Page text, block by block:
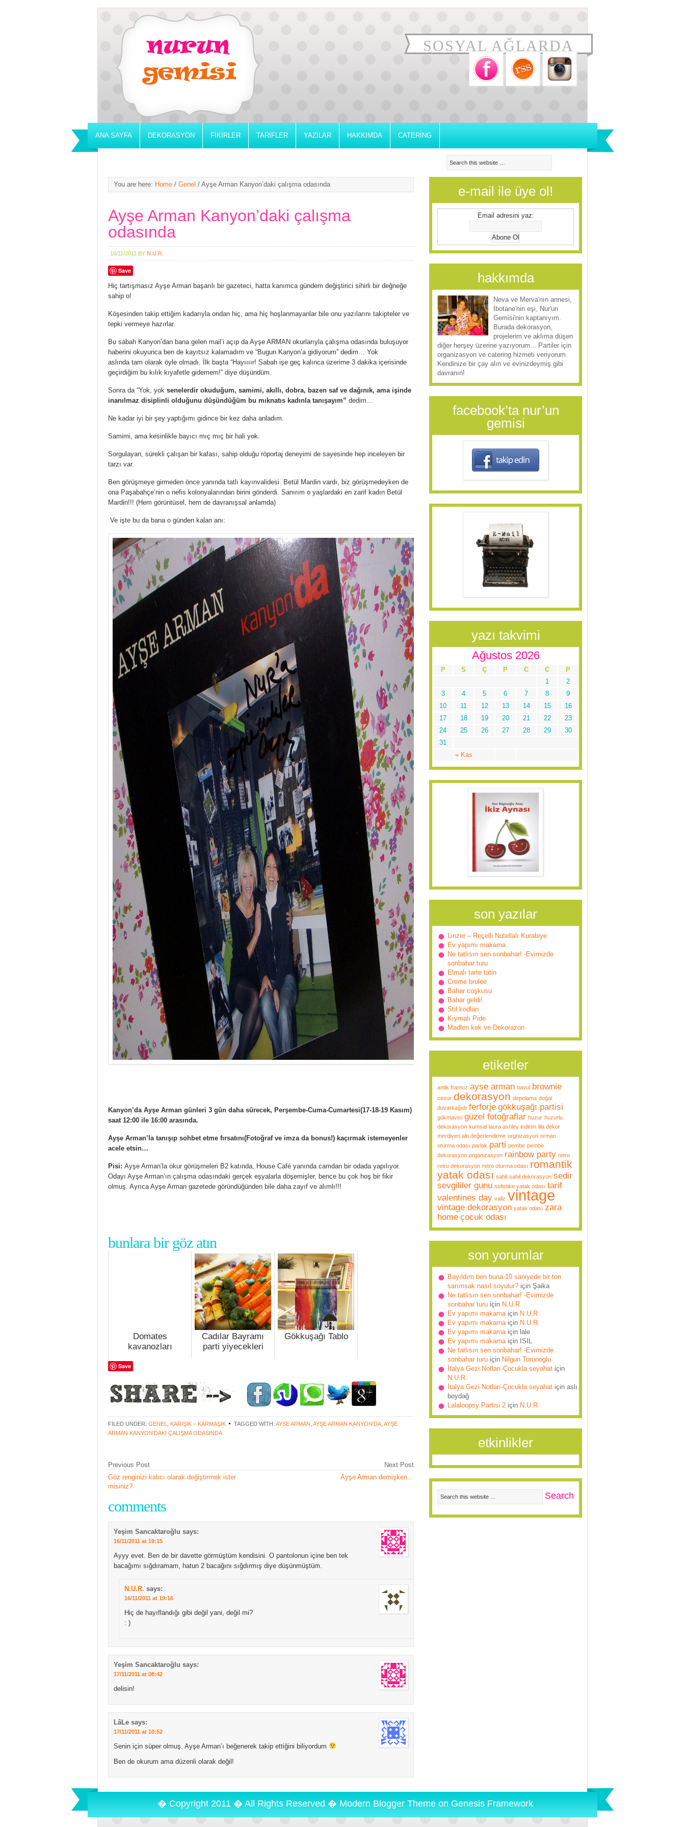
SOSYAL AĞLARDA
ANA SAYFA DEKORASYON FIKIRLER TARIFLER YAZILAR HAKKIMDA CATERING
You are here: Home / Genel / Ayşe Arman Kanyon’daki çalışma odasında
Ayşe Arman Kanyon’daki çalışma
odasında
16/11/2011 BY N.U.R.
Save
Hiç tartışmasız Ayşe Arman başarılı bir gazeteci, hatta kanımca gündem değiştirici sihirli bir değneğe
sahip o!
Köşesinden takip ettiğim kadarıyla ondan hiç, ama hiç hoşlanmayanlar bile onu yazılarını takipteler ve
tepki vermeye hazırlar.
Bu sabah Kanyon’dan bana gelen mail’i açıp da Ayşe ARMAN okurlarıyla çalışma odasında buluşuyor
haberini okuyunca ben de kayıtsız kalamadım ve “Bugun Kanyon’a gidiyorum” dedim… Yok
aslında tam olarak öyle olmadı. İlk başta “Hayıııır! Sabah işe geç kalınca üzerime 3 dakika içerisinde
geçirdiğim bu kılık kıyafetle gidemem!” diye düşündüm.
Sonra da “Yok, yok senelerdir okuduğum, samimi, akıllı, dobra, bazen saf ve dağınık, ama işinde
inanılmaz disiplinli olduğunu düşündüğüm bu mıknatıs kadınla tanışayım” dedim…
Ne kadar iyi bir şey yaptığımı gidince bir kez daha anladım.
Samimi, ama kesinlikle bayıcı mıç mıç bir hali yok.
Sorgulayan, sürekli çalışan bir kafası, sahip olduğu röportaj deneyimi de sayesinde hep inceleyen bir
tarzı var.
Ben görüşmeye girmeden önce yanında tatlı kayınvalidesi Betül Mardin vardı, biz görüşmedeyken de
ona Paşabahçe’nin o nefis kolonyalarından birini gönderdi. Sanırım o yaşlardaki en zarif kadın Betül
Mardin!!! (Hem görüntüsel, hem de davranışsal anlamda)
Ve işte bu da bana o günden kalan anı:
Kanyon’da Ayşe Arman günleri 3 gün daha sürecek, Perşembe-Cuma-Cumartesi(17-18-19 Kasım)
saat 12:00 ile 16:00 arasında.
Ayşe Arman’la tanışıp sohbet etme fırsatını(Fotoğraf ve imza da bonus!) kaçırmak istemeyenler
acele etsin…
Pisi: Ayşe Arman’la okur görüşmeleri B2 katında, House Café yanında camdan bir odada yapılıyor.
Odayı Ayşe Arman’ın çalışma odasındaki gerçek eşyalarla döşemişler, bence bu çok hoş bir fikir
olmuş. Ayrıca Ayşe Arman gazetede göründüğünden bile daha zayıf ve alımlı!!!
bunlara bir göz atın
Domates
kavanozları
Cadılar Bayramı
parti yiyecekleri
Gökkuşağı Tablo
Save
FILED UNDER: GENEL KARIŞIK – KARMAŞIK TAGGED WITH: AYSE ARMAN AYŞE ARMAN KANYON'DA AYŞE
ARMAN KANYON'DAKI ÇALIŞMA ODASINDA
Next Post
Ayşe Arman demişken…
Previous Post
Göz renginizi kalıcı olarak değiştirmek ister
misiniz?
comments
Yeşim Sancaktaroğlu says:
16/11/2011 at 19:15
Ayyy evet. Ben de bir davette görmüştüm kendisini. O pantolonun içine ben tek
bacağımı sığdıramam, hatun 2 bacağını sığdırmış diye düşünmüştüm.
N.U.R. says:
16/11/2011 at 19:16
Hiç de hayıflandığı gibi değil yani, değil mi?
: )
Yeşim Sancaktaroğlu says:
17/11/2011 at 08:42
delisin!
LâLe says:
17/11/2011 at 10:52
Senin için süper olmuş. Ayşe Arman’ı beğenerek takip ettiğini biliyordum
Ben de okurum ama düzenli olarak değil!
e-mail ile üye ol!
Email adresini yaz:
hakkımda
Neva ve Merva'nın annesi,
İbotane'nin eşi, Nur'un
Gemisi'nin kaptanıyım.
Burada dekorasyon,
projelerim ve aklıma düşen
diğer herşey üzerine yazıyorum... Partiler için
organizasyon ve catering hizmeti veriyorum.
Kendinize bir çay alın ve evinizdeymiş gibi
davranın!
facebook’ta nur’un
gemisi
yazı takvimi
Ağustos 2026
P S Ç P C C P
« Kas
1
2
3
4 5 6 7 8
9
10
11 12 13 14 15
16
17
18 19 20 21 22
23
24
25 26 27 28 29
30
31
son yazılar
Linzer – Reçelli Nutellalı Kurabiye
Ev yapımı makarna
Ne tatlısın sen sonbahar! -Evimizde
sonbahar turu
Elmalı tarte tatin
Creme brulee
Bahar coşkusu
Bahar geldi!
Stil kodları
Kıymalı Pide
Madlen kek ve Dekorazon
etiketler
antik fransız ayse arman bavul brownie
cesur dekorasyon depolama doğal
duvarkağıdı ferforje gökkuşağı partisi
gökmavisi güzel fotoğraflar huzur huzurlu
dekorasyon kumsal laura ashley indirim lila dekor
merdiven altı değerlendirme orgnizasyon orman
oturma odası parlak parti pembe pembe
dekorasyon prganizasyon rainbow party retro
retro dekorasyon retro oturma odası romantik
yatak odası sahil sahil dekorasyon sedir
sevgililer gunu sofistike yatak odası tarif
valentines day valiz vintage
vintage dekorasyon yatak odası zara
home çocuk odası
son yorumlar
Bayıldım ben buna-10 saniyede bir ton
sarımsak nasıl soyulur? için Şaika
Ne tatlısın sen sonbahar! -Evimizde
sonbahar turu için N.U.R.
Ev yapımı makarnaiçin N.U.R.
Ev yapımı makarnaiçin N.U.R.
Ev yapımı makarnaiçin lale
Ev yapımı makarnaiçin ISIL
Ne tatlısın sen sonbahar! -Evimizde
sonbahar turu için Nilgun Torunoglu
İtalya Gezi Notları-Çocukla seyahat için
N.U.R.
İtalya Gezi Notları-Çocukla seyahat için aslı
boydağ
Lalaloopsy Partisi 2 için N.U.R.
etkinlikler
� Copyright 2011 � All Rights Reserved � Modern Blogger Themeon Genesis Framework